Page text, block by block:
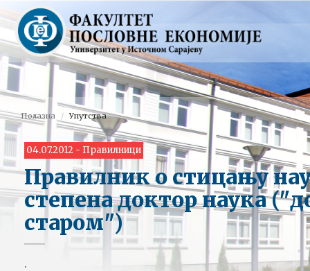
Полазна Упутства
04.07.2012 - Правилници
Правилник о стицању
степена доктор наука
старом")
.